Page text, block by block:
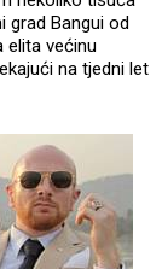
grad Bangui od
elita većinu
na tjedni let